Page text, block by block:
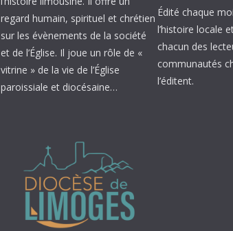
regard humain, spirituel et chrétien
sur les évènements de la société
et de l’Église. Il joue un rôle de «
vitrine » de la vie de l’Église
paroissiale et diocésaine…
Édité chaque
l’histoire locale
chacun des
communautés
l’éditent.